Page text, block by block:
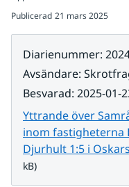
Publicerad 21 mars 2025
Diarienummer:
Avsändare:
Besvarad: 2025-01-
Yttrande över
inom fastigheterna
Djurhult 1:5 i
kB)